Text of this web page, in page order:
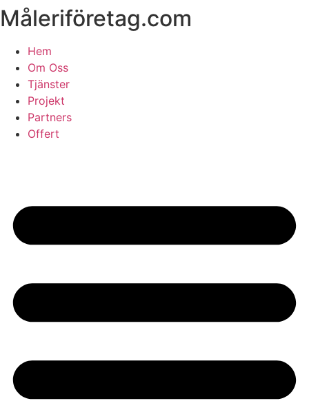
Skip
to
content
Måleriföretag.com
Hem
Om Oss
Tjänster
Projekt
Partners
Offert